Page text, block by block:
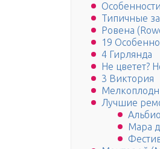
Особенности
Типичные
Ровена
19
4 Гирлянда
Не цветет?
3 Виктория
Лучшие
Мара